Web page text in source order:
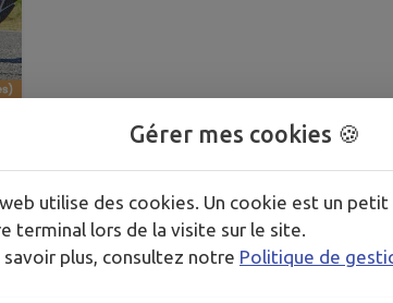
Gérer mes cookies 🍪
utilise des cookies. Un cookie est un
terminal lors de la visite sur le site.
savoir plus, consultez notre Politique de